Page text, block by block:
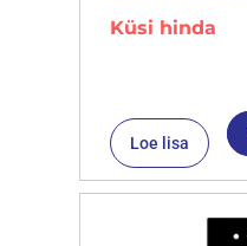
Küsi hinda
Loe lisa